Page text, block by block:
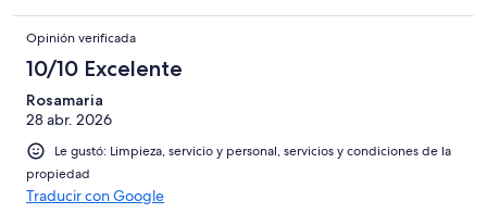
Opinión verificada
10/10 Excelente
Rosamaria
28 abr. 2026
Le gustó: Limpieza, servicio y personal, servicios y condiciones de la
propiedad
Traducir con Google